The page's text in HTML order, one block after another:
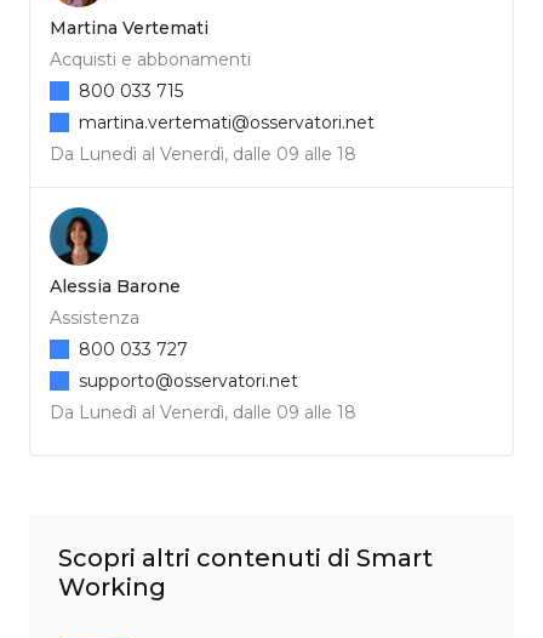
Martina Vertemati
Acquisti e abbonamenti
Da Lunedì al Venerdì, dalle 09 alle 18
800 033 715
martina.vertemati@osservatori.net
Alessia Barone
Assistenza
Da Lunedì al Venerdì, dalle 09 alle 18
800 033 727
supporto@osservatori.net
Scopri altri contenuti di Smart
Working